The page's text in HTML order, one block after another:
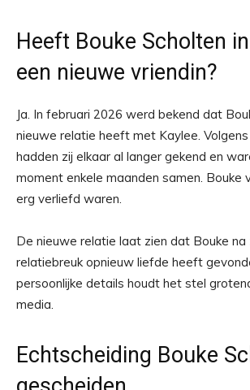
Heeft Bouke Scholten
een nieuwe vriendin?
Ja. In februari 2026 werd bekend dat
nieuwe relatie heeft met Kaylee.
hadden zij elkaar al langer gekend en
moment enkele maanden samen. Bouke
erg verliefd waren.
De nieuwe relatie laat zien dat Bouke na
relatiebreuk opnieuw liefde heeft
persoonlijke details houdt het stel
media.
Echtscheiding Bouke